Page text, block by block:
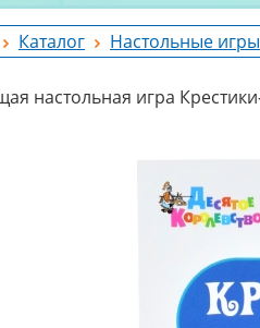
Каталог Настольные игры